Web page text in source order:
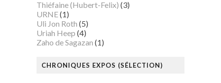
Thiéfaine (Hubert-Felix) (3)
URNE(1)
Uli Jon Roth (5)
Uriah Heep (4)
Zaho de Sagazan (1)
CHRONIQUES EXPOS (SÉLECTION)